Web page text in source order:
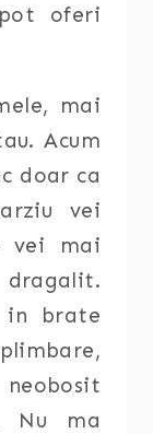
oferi
mai
Acum
doar ca
vei
vei mai
brate
Nu ma